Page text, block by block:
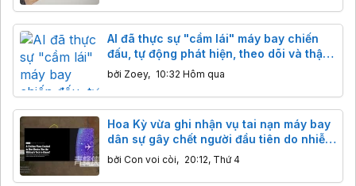
AI đã thực sự "cầm lái" máy bay chiến
đấu, tự động phát hiện, theo dõi và thậm
chí đánh chặn mục tiêu
bởi Zoey, 10:32 Hôm qua
Hoa Kỳ vừa ghi nhận vụ tai nạn máy bay
dân sự gây chết người đầu tiên do nhiễu
sóng GPS quân sự
bởi Con voi còi, 20:12, Thứ 4